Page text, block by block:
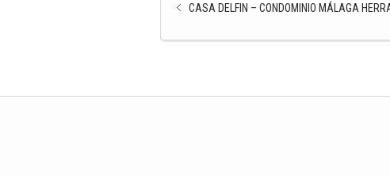
CASA DELFIN – CONDOMINIO MÁLAGA